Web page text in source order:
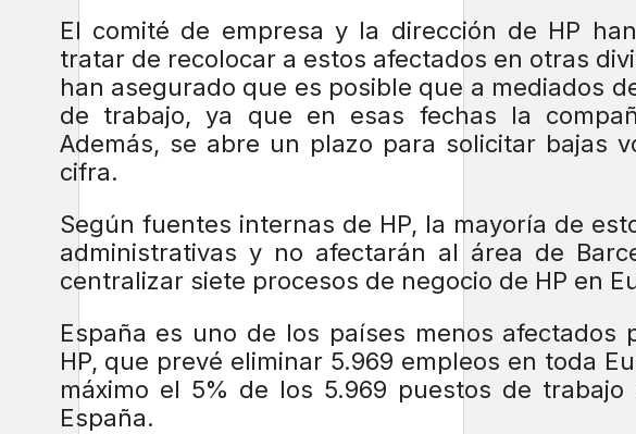
El comité de empresa y la dirección de HP
tratar de recolocar a estos afectados en otras
han asegurado que es posible que a mediados
de trabajo, ya que en esas fechas la
Además, se abre un plazo para solicitar bajas
cifra.
Según fuentes internas de HP, la mayoría de
administrativas y no afectarán al área de
centralizar siete procesos de negocio de HP en
España es uno de los países menos
HP, que prevé eliminar 5.969 empleos en toda
máximo el 5% de los 5.969 puestos de
España.